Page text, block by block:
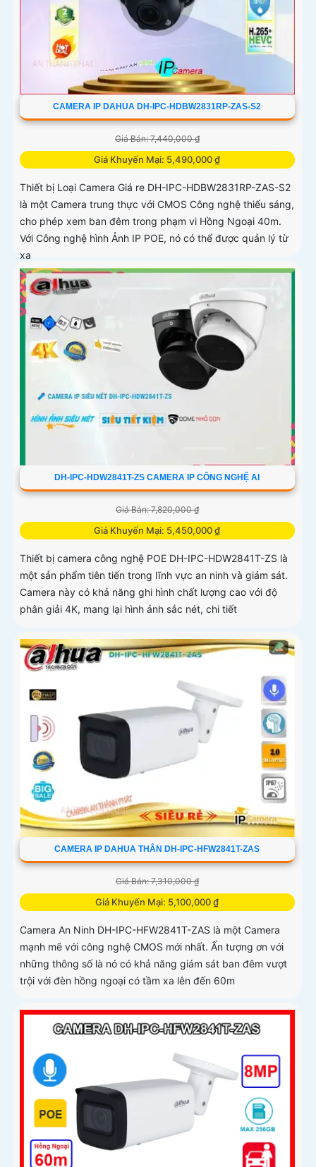
CAMERA IP DAHUA DH-IPC-HDBW2831RP-ZAS-S2
Giá Bán: 7,440,000 ₫
Giá Khuyến Mại: 5,490,000 ₫
Thiết bị Loại Camera Giá re DH-IPC-HDBW2831RP-ZAS-S2
là một Camera trung thực với CMOS Công nghệ thiếu sáng,
cho phép xem ban đêm trong phạm vi Hồng Ngoại 40m.
Với Công nghệ hình Ảnh IP POE, nó có thể được quản lý từ
xa
DH-IPC-HDW2841T-ZS CAMERA IP CÔNG NGHỆ AI
Giá Bán: 7,820,000 ₫
Giá Khuyến Mại: 5,450,000 ₫
Thiết bị camera công nghệ POE DH-IPC-HDW2841T-ZS là
một sản phẩm tiên tiến trong lĩnh vực an ninh và giám sát.
Camera này có khả năng ghi hình chất lượng cao với độ
phân giải 4K, mang lại hình ảnh sắc nét, chi tiết
CAMERA IP DAHUA THÂN DH-IPC-HFW2841T-ZAS
Giá Bán: 7,310,000 ₫
Giá Khuyến Mại: 5,100,000 ₫
Camera An Ninh DH-IPC-HFW2841T-ZAS là một Camera
mạnh mẽ với công nghệ CMOS mới nhất. Ấn tượng ơn với
những thông số là nó có khả năng giám sát ban đêm vượt
trội với đèn hồng ngoại có tầm xa lên đến 60m